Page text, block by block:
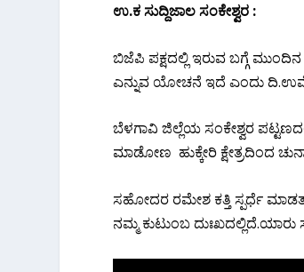
ಉ.ಕ ಸುದ್ದಿಜಾಲ ಸಂಕೇಶ್ವರ :
ಬಿಜೆಪಿ ಪಕ್ಷದಲ್ಲಿ ಇರುವ ಬಗ್ಗೆ
ಎನ್ನುವ ಯೋಚನೆ ಇದೆ ಎಂದು
ಬೆಳಗಾವಿ ಜಿಲ್ಲೆಯ ಸಂಕೇಶ್ವರ
ಮಾಡೋಣ ಹುಕ್ಕೇರಿ ಕ್ಷೇತ್ರದಿಂದ
ಸಹೋದರ ರಮೇಶ ಕತ್ತಿ ಸ್ಪರ್ಧೆ
ನಮ್ಮ ಕುಟುಂಬ ದುಃಖದಲ್ಲಿದೆ.ಯಾರು